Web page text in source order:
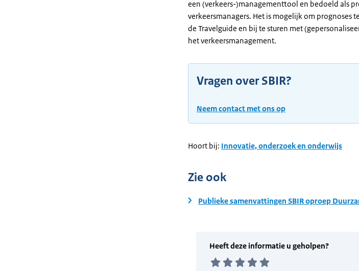
een (verkeers-)managementtool en bedoeld als
verkeersmanagers. Het is mogelijk om prognoses
de Travelguide en bij te sturen met
het verkeersmanagement.
Vragen over SBIR?
Neem contact met ons op
Hoort bij: Innovatie, onderzoek en onderwijs
Zie ook
Publieke samenvattingen SBIR oproep